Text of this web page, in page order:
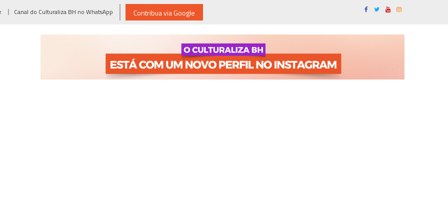
Canal do Culturaliza BH no WhatsApp Contribua via Google